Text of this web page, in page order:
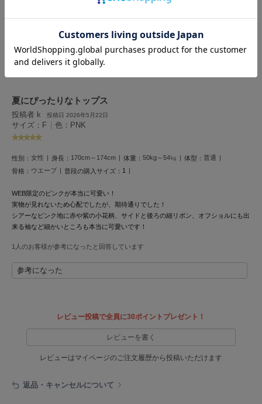
HOKA ONEONE
ホカ オネオネ
キーン
le coq sportif
ルコックスポルティフ
LeSportsac
レスポートサック
LILY BROWN
リリーブラウンランジェリー
LITTLE UNION TOKYO
リトルユニオン トウキョウ
5人のお客様が参考になったと回答しています
参考になった
夏にぴったりなトップス
投稿者 k 投稿日 2026年5月22日
サイズ：F | 色：PNK
性別： 女性 身長： 170cm～174cm 体重： 50kg～54㎏ 体型： 普通
骨格： ウエーブ 普段の購入サイズ： 1
WEB限定のピンクが本当に可愛い！
実物が見れないため心配でしたが、期待通りでした！
シアーなピンク地に赤や紫の小花柄、サイドと後ろの細リボン、オフショルにも出
来る袖など細かいところも本当に可愛いです！
1人のお客様が参考になったと回答しています
参考になった
レビュー投稿で全員に30ポイントプレゼント！
レビューを書く
レビューはマイページのご注文履歴から投稿いただけます
返品・キャンセルについて